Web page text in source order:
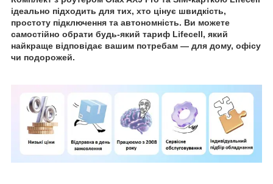
ідеально підходить для тих, хто цінує швидкість,
простоту підключення та автономність. Ви можете
самостійно обрати будь-який тариф Lifecell, який
найкраще відповідає вашим потребам — для дому, офісу
чи подорожей.